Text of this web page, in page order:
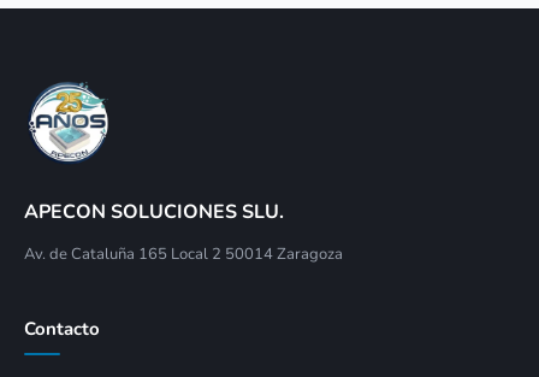
APECON SOLUCIONES SLU.
Av. de Cataluña 165 Local 2 50014 Zaragoza
Contacto